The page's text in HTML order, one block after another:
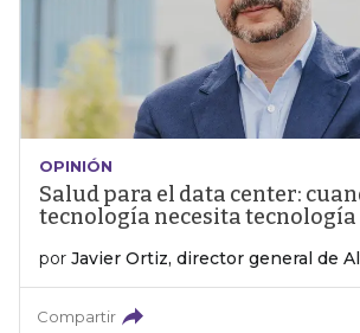
OPINIÓN
Salud para el data center:
tecnología necesita tecnología
por Javier Ortiz, director general de
Compartir